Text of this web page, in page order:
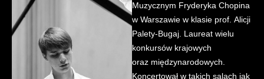
Muzycznym Fryderyka Chopina
w Warszawie w klasie prof. Alicji
Palety-Bugaj. Laureat wielu
konkursów krajowych
oraz międzynarodowych.
Koncertował w takich salach jak